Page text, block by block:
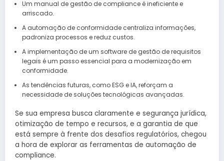
Um manual de gestão de compliance é ineficiente e
arriscado.
A automação de conformidade centraliza informações,
padroniza processos e reduz custos.
A implementação de um software de gestão de requisitos
legais é um passo essencial para a modernização em
conformidade.
As tendências futuras, como ESG e IA, reforçam a
necessidade de soluções tecnológicas avançadas.
Se sua empresa busca claramente e segurança jurídica,
otimização de tempo e recursos, e a garantia de que
está sempre à frente dos desafios regulatórios, chegou
a hora de explorar as ferramentas de automação de
compliance.